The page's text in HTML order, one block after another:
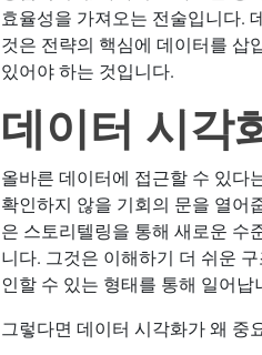
효율성을 가져오는 전술입니다.
것은 전략의 핵심에 데이터를 삽
있어야 하는 것입니다.
데이터 시각
올바른 데이터에 접근할 수 있다
확인하지 않을 기회의 문을 열어
은 스토리텔링을 통해 새로운 수
니다. 그것은 이해하기 더 쉬운
인할 수 있는 형태를 통해 일어
그렇다면 데이터 시각화가 왜 중